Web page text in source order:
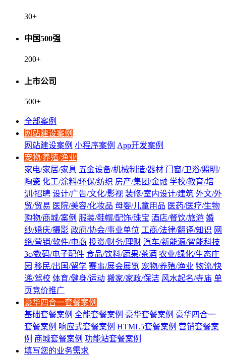
30+
中国500强
200+
上市公司
500+
全部案例
网站建设案例
网站建设案例 小程序案例 App开发案例
宠物/养殖/渔业
家电/家居/家具 五金设备/机械制造/器材 门窗/卫浴/照明/
陶瓷 化工/涂料/环保/纺织 房产/集团/金融 学校/教育/培
训/招聘 设计/广告/文化/影视 装修/室内设计/建筑 外文/外
贸/贸易 医院/美容/化妆品 母婴/儿童用品 医药/医疗/生物
购物/商城/案例 服装/鞋帽/配饰/珠宝 酒店/餐饮/旅游 婚
纱/婚庆/摄影 政府/协会/事业单位 工商/法律/翻译/知识 网
络/营销/软件/电商 投资/财务/理财 汽车/新能源/智能科技
3c/数码/电子配件 食品/饮料/蔬果/茶酒 农业/绿化/生态庄
园 移民/出国/留学 赛事/展会展览 宠物/养殖/渔业 物流/快
递/驾校 体育/健身/运动 搬家/家政/保洁 风水起名/寺庙 单
页竞价推广
豪华四合一套餐案例
基础套餐案例 全能套餐案例 豪华套餐案例 豪华四合一
套餐案例 响应式套餐案例 HTML5套餐案例 营销套餐案
例 商城套餐案例 功能站套餐案例
填写您的业务需求